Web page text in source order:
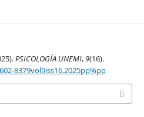
PSICOLOGÍA UNEMI,9(16).
8379vol9iss16.2025pp%pp